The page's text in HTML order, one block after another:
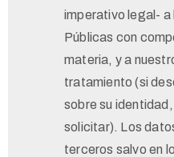
imperativo legal- a
Públicas con
materia, y a
tratamiento (si
sobre su
solicitar). Los
terceros salvo en